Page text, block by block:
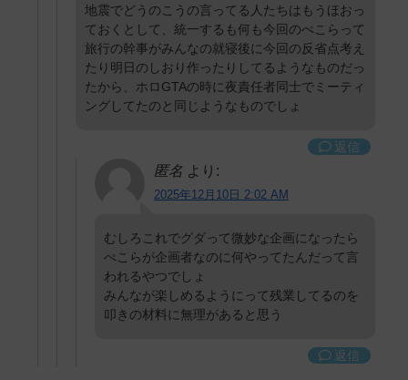
地震でどうのこうの言ってる人たちはもうほおっ
ておくとして、統一するも何も今回のぺこらって
旅行の幹事がみんなの就寝後に今回の反省点考え
たり明日のしおり作ったりしてるようなものだっ
たから、ホロGTAの時に夜責任者同士でミーティ
ングしてたのと同じようなものでしょ
返信
匿名 より:
2025年12月10日 2:02 AM
むしろこれでグダって微妙な企画になったら
ぺこらが企画者なのに何やってたんだって言
われるやつでしょ
みんなが楽しめるようにって残業してるのを
叩きの材料に無理があると思う
返信